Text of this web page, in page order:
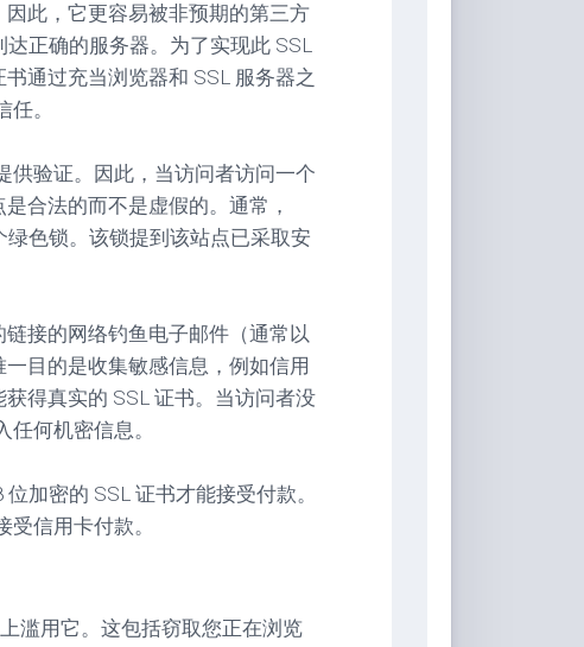
此，它更容易被非预期的第三方
正确的服务器。为了实现此 SSL
通过充当浏览器和 SSL 服务器之
。
供验证。因此，当访问者访问一个
合法的而不是虚假的。通常，
色锁。该锁提到该站点已采取安
接的网络钓鱼电子邮件（通常以
目的是收集敏感信息，例如信用
得真实的 SSL 证书。当访问者没
何机密信息。
加密的 SSL 证书才能接受付款。
信用卡付款。
滥用它。这包括窃取您正在浏览